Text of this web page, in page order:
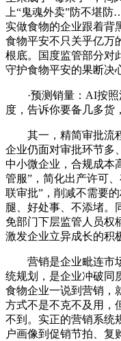
上“鬼魂外卖”防不堪
实做食物的企业跟着背
食物平安不只关乎亿万
根底。国度监管部分对
守护食物平安的果断决
·预测销量：AI按照
度，告诉你要备几多货
其一，精简审批流程
企业仍面对审批环节多
中小微企业，合规成本
管服”，简化出产许可
联审批”，削减不需要
腿、好处事、不添堵。
免部门下层监管人员权
激发企业立异成长的积
营销是企业毗连市场
统规划，是企业冲破同
食物企业一说到营销，
方式不是不克不及用，
不到。实正的营销系统
户画像到促销节拍、复